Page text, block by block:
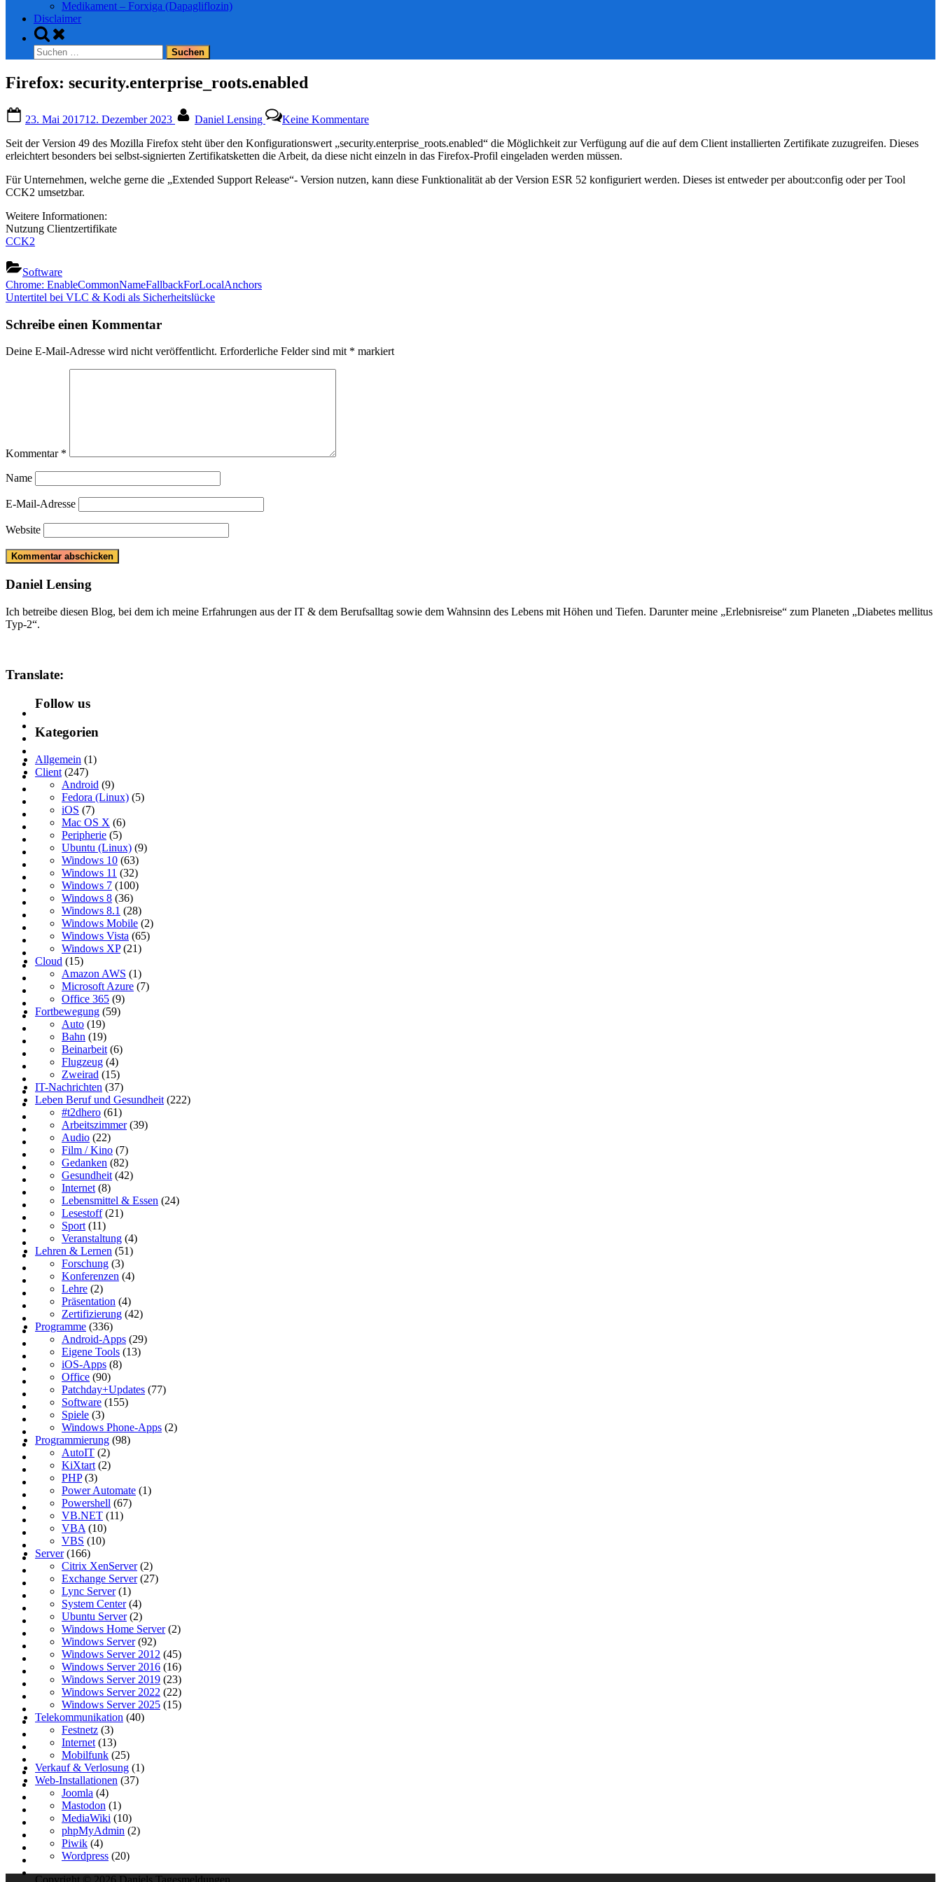
Medikament – Forxiga (Dapagliflozin)
Disclaimer
Toggle
search
form
Suchen
nach:
Firefox: security.enterprise_roots.enabled
on
23. Mai 201712. Dezember 2023 Daniel Lensing Keine KommentareFirefox:
security.enterprise_roots.enabled
Seit der Version 49 des Mozilla Firefox steht über den Konfigurationswert „security.enterprise_roots.enabled“ die Möglichkeit zur Verfügung auf die auf dem Client installierten Zertifikate zuzugreifen. Dieses
erleichtert besonders bei selbst-signierten Zertifikatsketten die Arbeit, da diese nicht einzeln in das Firefox-Profil eingeladen werden müssen.
Für Unternehmen, welche gerne die „Extended Support Release“- Version nutzen, kann diese Funktionalität ab der Version ESR 52 konfiguriert werden. Dieses ist entweder per about:config oder per Tool
CCK2 umsetzbar.
Weitere Informationen:
Nutzung Clientzertifikate
CCK2
Software
Beitragsnavigation
Previous
Post:
Chrome: EnableCommonNameFallbackForLocalAnchors
Next
Untertitel bei VLC & Kodi als Sicherheitslücke
Schreibe einen Kommentar
Deine E-Mail-Adresse wird nicht veröffentlicht. Erforderliche Felder sind mit * markiert
Kommentar *
Name
E-Mail-Adresse
Website
Daniel Lensing
Ich betreibe diesen Blog, bei dem ich meine Erfahrungen aus der IT & dem Berufsalltag sowie dem Wahnsinn des Lebens mit Höhen und Tiefen. Darunter meine „Erlebnisreise“ zum Planeten „Diabetes mellitus
Typ-2“.
Translate:
Follow us
Kategorien
Allgemein (1)
Client (247)
Android (9)
Fedora (Linux) (5)
iOS (7)
Mac OS X (6)
Peripherie (5)
Ubuntu (Linux) (9)
Windows 10 (63)
Windows 11 (32)
Windows 7 (100)
Windows 8 (36)
Windows 8.1 (28)
Windows Mobile (2)
Windows Vista (65)
Windows XP(21)
Cloud (15)
Amazon AWS (1)
Microsoft Azure (7)
Office 365 (9)
Fortbewegung (59)
Auto (19)
Bahn (19)
Beinarbeit (6)
Flugzeug (4)
Zweirad (15)
IT-Nachrichten (37)
Leben Beruf und Gesundheit (222)
#t2dhero (61)
Arbeitszimmer(39)
Audio (22)
Film / Kino (7)
Gedanken (82)
Gesundheit (42)
Internet (8)
Lebensmittel & Essen (24)
Lesestoff(21)
Sport (11)
Veranstaltung (4)
Lehren & Lernen (51)
Forschung (3)
Konferenzen (4)
Lehre (2)
Präsentation (4)
Zertifizierung (42)
Programme (336)
Android-Apps (29)
Eigene Tools (13)
iOS-Apps (8)
Office (90)
Patchday+Updates (77)
Software (155)
Spiele (3)
Windows Phone-Apps (2)
Programmierung (98)
AutoIT (2)
KiXtart (2)
PHP(3)
Power Automate (1)
Powershell (67)
VB.NET (11)
VBA (10)
VBS (10)
Server(166)
Citrix XenServer(2)
Exchange Server(27)
Lync Server(1)
System Center(4)
Ubuntu Server(2)
Windows Home Server(2)
Windows Server(92)
Windows Server 2012 (45)
Windows Server 2016 (16)
Windows Server 2019 (23)
Windows Server 2022 (22)
Windows Server 2025 (15)
Telekommunikation (40)
Festnetz (3)
Internet (13)
Mobilfunk (25)
Verkauf & Verlosung (1)
Web-Installationen (37)
Joomla (4)
Mastodon (1)
MediaWiki (10)
phpMyAdmin (2)
Piwik (4)
Wordpress (20)
Copyright © 2026 Daniels Tagesmeldungen.